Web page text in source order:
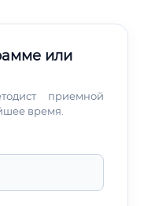
или
приемной
время.